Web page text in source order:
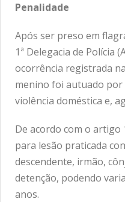
Penalidade
Após ser preso em
1ª Delegacia de Polícia
ocorrência registrada
menino foi autuado
violência doméstica e,
De acordo com o artigo
para lesão praticada
descendente, irmão,
detenção, podendo
anos.